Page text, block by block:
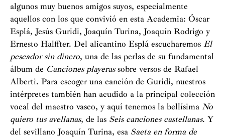
algunos muy buenos amigos suyos, especialmente
aquellos con los que convivió en esta Academia: Óscar
Esplá, Jesús Guridi, Joaquín Turina, Joaquín Rodrigo y
Ernesto Halffter. Del alicantino Esplá escucharemos El
pescador sin dinero, una de las perlas de su fundamental
álbum de Canciones playerassobre versos de Rafael
Alberti. Para escoger una canción de Guridi, nuestros
intérpretes también han acudido a la principal colección
vocal del maestro vasco, y aquí tenemos la bellísima No
quiero tus avellanas, de las Seis canciones castellanas. Y
del sevillano Joaquín Turina, esa Saeta en forma de